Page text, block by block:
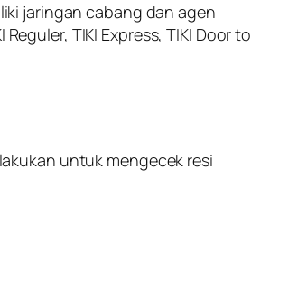
jaringan cabang dan agen
TIKI Express, TIKI Door to
untuk mengecek resi